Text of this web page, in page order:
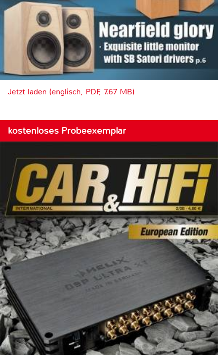
Jetzt laden (englisch, PDF, 7.67 MB)
kostenloses Probeexemplar